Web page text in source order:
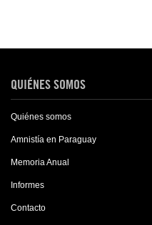
QUIÉNES SOMOS
Quiénes somos
Amnistía en Paraguay
Memoria Anual
Informes
Contacto